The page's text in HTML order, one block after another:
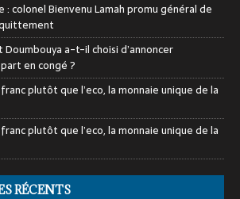
colonel Bienvenu Lamah promu général de
a-t-il choisi d’annoncer
en congé ?
plutôt que l’eco, la monnaie unique de la
plutôt que l’eco, la monnaie unique de la
RÉCENTS